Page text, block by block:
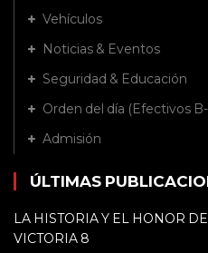
Vehículos
Noticias & Eventos
Seguridad & Educación
Orden del día (Efectivos
Admisión
ÚLTIMAS
LA HISTORIA Y EL HONOR
VICTORIA 8